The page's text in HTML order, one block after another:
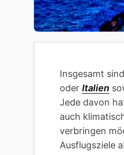
Insgesamt
oder Italien
Jede davon
auch
verbringen
Ausflugsziele